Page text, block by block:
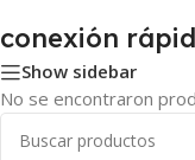
conexión
Show sidebar
No se encontraron